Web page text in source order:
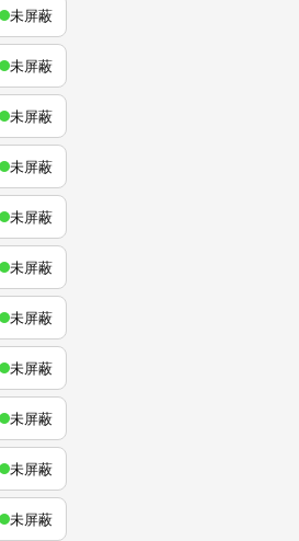
未屏蔽
未屏蔽
未屏蔽
未屏蔽
未屏蔽
未屏蔽
未屏蔽
未屏蔽
未屏蔽
未屏蔽
未屏蔽